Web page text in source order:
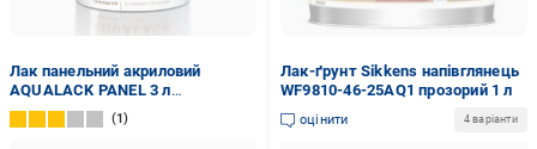
Лак панельний акриловий
AQUALACK PANEL 3 л
напівглянцевий (4518)
1
Лак-ґрунт Sikkens напівглянець
WF9810-46-25AQ1 прозорий 1 л
оцінити 4 варіанти